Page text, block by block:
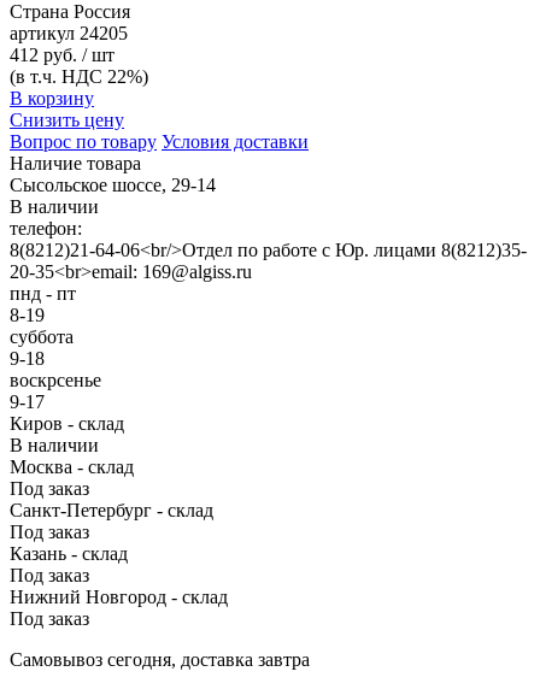
Страна Россия
артикул 24205
412 руб. / шт
(в т.ч. НДС 22%)
В корзину
Снизить цену
Вопрос по товару Условия доставки
Наличие товара
Сысольское шоссе, 29-14
В наличии
телефон:
8(8212)21-64-06<br/>Отдел по работе с Юр. лицами 8(8212)35-
20-35<br>email: 169@algiss.ru
пнд - пт
8-19
суббота
9-18
воскрсенье
9-17
Киров - склад
В наличии
Москва - склад
Под заказ
Санкт-Петербург - склад
Под заказ
Казань - склад
Под заказ
Нижний Новгород - склад
Под заказ
Cамовывоз сегодня, доставка завтра